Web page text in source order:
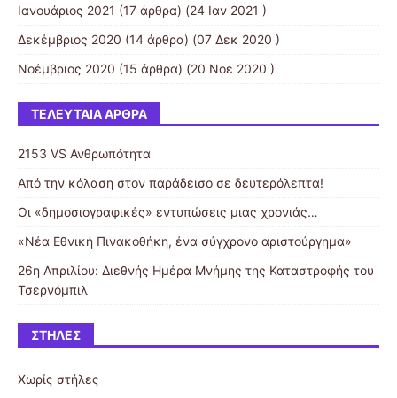
Ιανουάριος 2021 (17 άρθρα) (24 Ιαν 2021 )
Δεκέμβριος 2020 (14 άρθρα) (07 Δεκ 2020 )
Νοέμβριος 2020 (15 άρθρα) (20 Νοε 2020 )
ΤΕΛΕΥΤΑΊΑ ΆΡΘΡΑ
2153 VS Ανθρωπότητα
Από την κόλαση στον παράδεισο σε δευτερόλεπτα!
Οι «δημοσιογραφικές» εντυπώσεις μιας χρονιάς…
«Νέα Εθνική Πινακοθήκη, ένα σύγχρονο αριστούργημα»
26η Απριλίου: Διεθνής Ημέρα Μνήμης της Καταστροφής του
Τσερνόμπιλ
ΣΤΉΛΕΣ
Χωρίς στήλες